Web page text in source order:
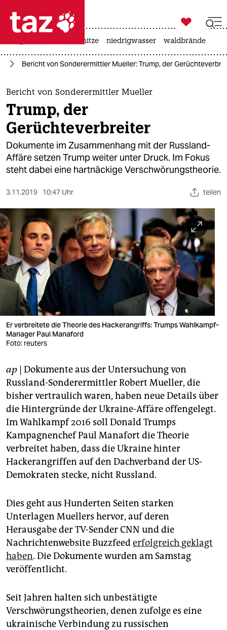
 taz zahl ich
taz zahl ich
themen
politik
öko
gesellschaft
sport
berlin
nord
wahrheit
verlag
verlag
veranstaltungen
fragen & hilfe
unterstützen
abo
genossenschaft
epaper login

taz zahl ich
hitze niedrigwasser waldbrände
Bericht von Sonderermittler Mueller: Trump, der
Bericht von Sonderermittler Mueller
Trump, der
Gerüchteverbreiter
Dokumente im Zusammenhang mit der Russland-
Affäre setzen Trump weiter unter Druck. Im Fokus
steht dabei eine hartnäckige Verschwörungstheorie.
3.11.2019 10:47 Uhr teilen
Er verbreitete die Theorie des Hackerangriffs: Trumps Wahlkampf-
Manager Paul Manaford
Foto: reuters
ap | Dokumente aus der Untersuchung von
Russland-Sonderermittler Robert Mueller, die
bisher vertraulich waren, haben neue Details über
die Hintergründe der Ukraine-Affäre offengelegt.
Im Wahlkampf 2016 soll Donald Trumps
Kampagnenchef Paul Manafort die Theorie
verbreitet haben, dass die Ukraine hinter
Hackerangriffen auf den Dachverband der US-
Demokraten stecke, nicht Russland.
Dies geht aus Hunderten Seiten starken
Unterlagen Muellers hervor, auf deren
Herausgabe der TV-Sender CNN und die
Nachrichtenwebsite Buzzfeederfolgreich geklagt
haben. Die Dokumente wurden am Samstag
veröffentlicht.
Seit Jahren halten sich unbestätigte
Verschwörungstheorien, denen zufolge es eine
ukrainische Verbindung zu russischen